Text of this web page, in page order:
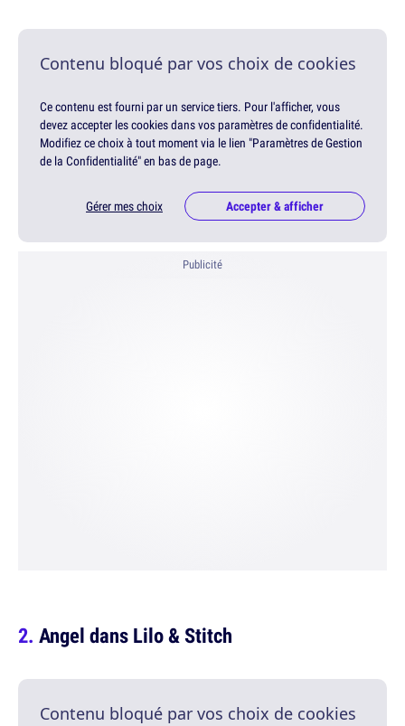
Contenu bloqué par vos choix de cookies
Ce contenu est fourni par un service tiers. Pour l'afficher, vous
devez accepter les cookies dans vos paramètres de confidentialité.
Modifiez ce choix à tout moment via le lien "Paramètres de Gestion
de la Confidentialité" en bas de page.
Gérer mes choix Accepter & afficher
Publicité
Angel dans Lilo & Stitch
Contenu bloqué par vos choix de cookies